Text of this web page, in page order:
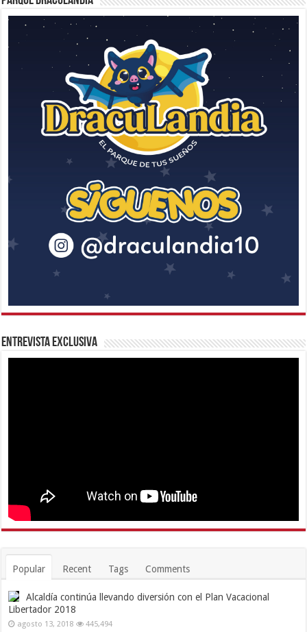
Entrevista Exclusiva
Popular Recent Tags Comments
Alcaldía continúa llevando diversión con el Plan Vacacional
Libertador 2018
agosto 13, 2018 445,494